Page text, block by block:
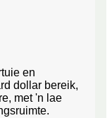
en
dollar bereik,
met 'n lae